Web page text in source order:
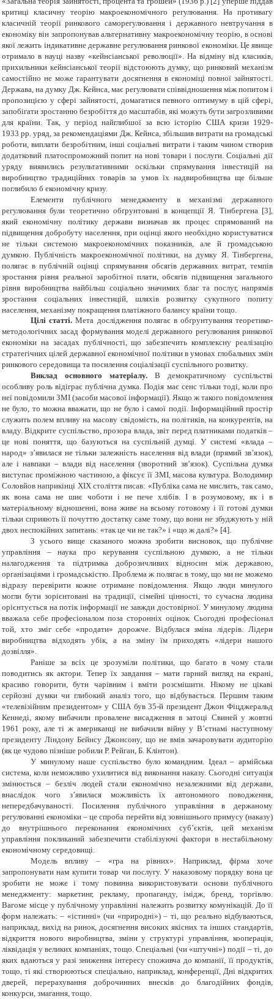
критиці класичну теорію макроекономічного регулювання. На противагу
класичній теорії ринкового саморегулювання і державного невтручання в
економіку він запропонував альтернативну макроекономічну теорію, в основі
якої лежить індикативне державне регулювання ринкової економіки. Це явище
отримало в науці назву «кейнсіанської революції». На відміну від класиків,
прихильники кейнсіанської теорії відстоюють думку, що ринковий механізм
самостійно не може гарантувати досягнення в економіці повної зайнятості.
Держава, на думку Дж. Кейнса, має регулювати співвідношення між попитом і
пропозицією у сфері зайнятості, домагатися певного оптимуму в цій сфері,
запобігати зростанню безробіття до масштабів, які можуть бути загрозливими
для країни. Так, у період найглибшої за всю історію США кризи 1929-
1933 рр. уряд, за рекомендаціями Дж. Кейнса, збільшив витрати на громадські
роботи, виплати безробітним, інші соціальні витрати і таким чином створив
додатковий платоспроможний попит на нові товари і послуги. Соціальні дії
уряду виявились результативними оскільки спрямування інвестицій на
виробництво традиційних товарів за умов їх надвиробництва ще більше
поглибило б економічну кризу.
Елементи публічного менеджменту в механізмі державного
регулювання були теоретично обґрунтовані в концепції Я. Тінбергена [3],
який економічну політику держави визначав як процес спрямований на
підвищення добробуту населення, при оцінці якого необхідно користуватися
не тільки системою макроекономічних показників, але й громадською
думкою. Публічність макроекономічної політики, на думку Я. Тінбергена,
полягає в публічній оцінці спрямування обсягів державних витрат, темпів
зростання рівня реальної заробітної плати, обсягів підвищення загального
рівня виробництва найбільш соціально значимих благ та послуг, напрямів
зростання соціальних інвестицій, шляхів розвитку сукупного попиту
населення, механізму покращення платіжного балансу країни тощо.
Цілі статті.Мета дослідження полягає в обґрунтування теоретико-
методологічних засад формування моделі державного регулювання ринкової
економіки на засадах публічності, що забезпечить комплексну реалізацію
стратегічних цілей державної економічної політики в умовах глобальних змін
ринкового середовища та посилення соціалізації суспільного розвитку.
Виклад основного матеріалу.В демократичному суспільстві
особливу роль відіграє публічна думка. Подія має сенс тільки тоді, коли про
неї повідомили ЗМІ (засоби масової інформації). Якщо ж такого повідомлення
не було, то можна вважати, що не було і самої події. Інформаційний простір
служить полем впливу на масову свідомість, на політиків, на конкурентів, на
владу. Відкрите суспільство, прозора влада, звіт перед платниками податків –
це нові поняття, що базуються на суспільній думці. У системі «влада –
народ» з’явилася не тільки залежність населення від влади (прямий зв’язок),
але і навпаки – влади від населення (зворотний зв’язок). Суспільна думка
виступає проміжною частиною, а фіксує її ЗМІ, масова культура. Володимир
Соловйов наприкінці XIX століття писав: «Публіка сама не мислить, так само,
як вона сама не шиє чоботи і не пече хлібів. І в розумовому, як і в
матеріальному відношенні, вона живе на всьому готовому і її готові думки
тільки сприяють її почуттю достатку саме тому, що вони не збуджують у ній
двох неспокійних запитань: «так це чи не так?» і «що ж далі?» [4].
З усього вище сказаного можна зробити висновок, що публічне
управління – наука про керування суспільною думкою, а не тільки
налагодження та підтримка доброзичливих відносин між державою,
організаціями і громадськістю. Проблема ж полягає в тому, що ми не можемо
відразу перевірити кожне отримане повідомлення. Якщо люди минулого
могли бути зорієнтовані на традиції, сімейні цінності, то сучасна людина
орієнтується на потік інформації не завжди достовірної. У минулому людина
вважала себе професіоналом поза сторонніх оцінок. Сьогодні професіонал
той, хто зміг себе «продати» дорожче. Відбулася зміна лідерів. Лідери
виробництва відходять убік, а на зміну їм приходять «лідери нашого
дозвілля».
Раніше за всіх це зрозуміли політики, що багато в чому стали
поводитись як актори. Тепер їх завдання – мати гарний вигляд на екрані,
красиво говорити, бути чарівним і вміти розсмішити. Нікому не цікаві
серйозні думки чи глибокий аналіз того, що відбувається. Першим таким
«телевізійним президентом» у США був 35-й президент Джон Фіцджеральд
Кеннеді, якому вибачили провалене висадження в затоці Свиней у жовтні
1961 року, але ті ж американці не вибачили війну у В’єтнамі наступному
президенту Ліндону Бейнсу Джонсону, що не вмів зачаровувати аудиторію
(як це чудово пізніше робили Р. Рейган, Б. Клінтон).
У минулому наше суспільство було командним. Ідеал – армійська
система, коли неможливо ухилитися від виконання наказу. Сьогодні ситуація
змінюється – безліч людей стали економічно незалежними від держави,
внаслідок чого з’явилася можливість їх автономного поводження,
непередбачуваності. Посилення публічного управління в держаному
регулюванні економіки – це спроба перейти від зовнішнього примусу (наказу)
до внутрішнього переконання економічних суб’єктів, цей механізм
управління покликаний забезпечити стабілізуючі фактори в нестабільному
економічному середовищі.
Модель впливу – «гра на рівних». Наприклад, фірма хоче
запропонувати нам купити товар чи послугу. У наказовому порядку вона це
зробити не може і тому повинна використовувати основи публічного
менеджменту: маркетинг, рекламу, пропаганду, імідж, бренд, торгівлю.
Вагоме місце у публічному управлінні належить розвитку комунікацій. До її
форм належать: – «істинні» (чи «природні») – ті, що реально відбуваються,
наприклад, вихід на ринок, досягнення високих якісних та інших стандартів,
відкриття нового виробництва, зміни у структурі управління, кооперація,
ліквідація у великих компаніях, тощо. Спеціальні (чи «штучні») події – ті, до
яких вдаються у разі зниження інтересу споживча до компанії, її продуктів,
тощо, ті які створюються спеціально, наприклад, конференції, Дні відкритих
дверей, перерахування доброчинних внесків до благодійних фондів,
конкурси, змагання, тощо.